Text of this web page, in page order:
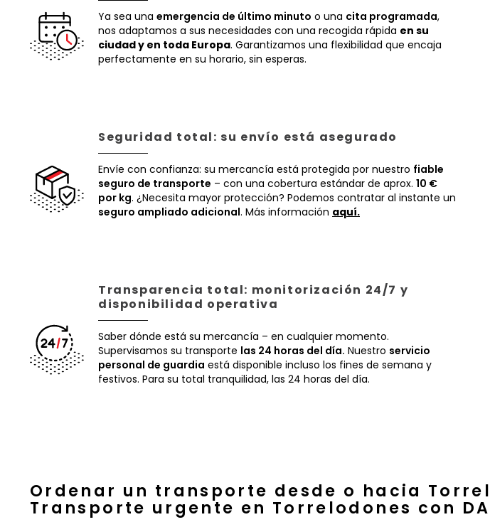
Ya sea una emergencia de último minuto o una cita programada,
nos adaptamos a sus necesidades con una recogida rápida en su
ciudad y en toda Europa. Garantizamos una flexibilidad que encaja
perfectamente en su horario, sin esperas.
Seguridad total: su envío está asegurado
Envíe con confianza: su mercancía está protegida por nuestro fiable
seguro de transporte – con una cobertura estándar de aprox. 10 €
por kg. ¿Necesita mayor protección? Podemos contratar al instante un
seguro ampliado adicional. Más información aquí.
Transparencia total: monitorización 24/7 y
disponibilidad operativa
Saber dónde está su mercancía – en cualquier momento.
Supervisamos su transporte las 24 horas del día. Nuestro servicio
personal de guardia está disponible incluso los fines de semana y
festivos. Para su total tranquilidad, las 24 horas del día.
Ordenar un transporte desde o hacia
Transporte urgente en Torrelodones con